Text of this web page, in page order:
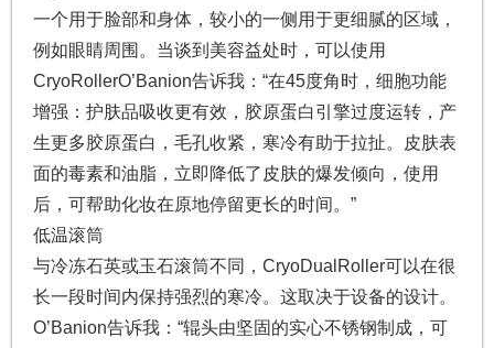
一个用于脸部和身体，较小的一侧用于更细腻的区域，
例如眼睛周围。当谈到美容益处时，可以使用
CryoRollerO’Banion告诉我：“在45度角时，细胞功能
增强：护肤品吸收更有效，胶原蛋白引擎过度运转，产
生更多胶原蛋白，毛孔收紧，寒冷有助于拉扯。皮肤表
面的毒素和油脂，立即降低了皮肤的爆发倾向，使用
后，可帮助化妆在原地停留更长的时间。”
低温滚筒
与冷冻石英或玉石滚筒不同，CryoDualRoller可以在很
长一段时间内保持强烈的寒冷。这取决于设备的设计。
O’Banion告诉我：“辊头由坚固的实心不锈钢制成，可